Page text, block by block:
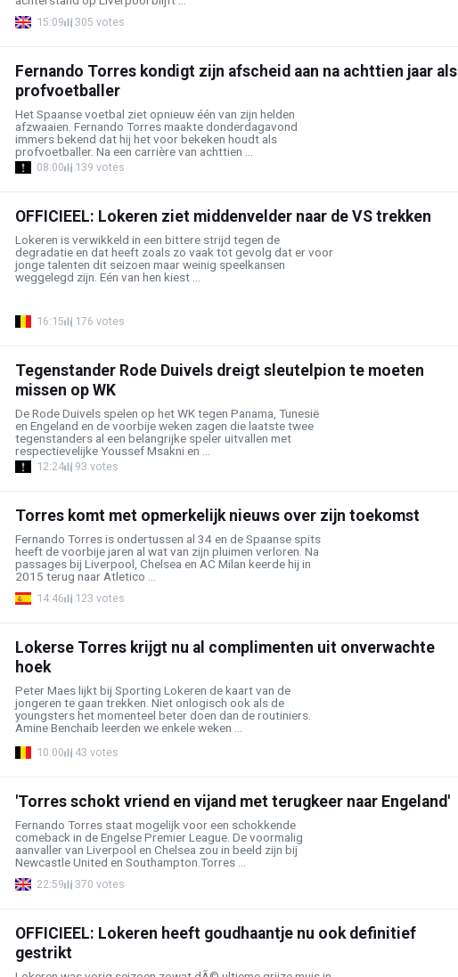
15:09 305 votes
Fernando Torres kondigt zijn afscheid aan na achttien jaar als
profvoetballer
Het Spaanse voetbal ziet opnieuw één van zijn helden
afzwaaien. Fernando Torres maakte donderdagavond
immers bekend dat hij het voor bekeken houdt als
profvoetballer. Na een carrière van achttien ...
08:00 139 votes
OFFICIEEL: Lokeren ziet middenvelder naar de VS trekken
Lokeren is verwikkeld in een bittere strijd tegen de
degradatie en dat heeft zoals zo vaak tot gevolg dat er voor
jonge talenten dit seizoen maar weinig speelkansen
weggelegd zijn. Eén van hen kiest ...
16:15 176 votes
Tegenstander Rode Duivels dreigt sleutelpion te moeten
missen op WK
De Rode Duivels spelen op het WK tegen Panama, Tunesië
en Engeland en de voorbije weken zagen die laatste twee
tegenstanders al een belangrijke speler uitvallen met
respectievelijke Youssef Msakni en ...
12:24 93 votes
Torres komt met opmerkelijk nieuws over zijn toekomst
Fernando Torres is ondertussen al 34 en de Spaanse spits
heeft de voorbije jaren al wat van zijn pluimen verloren. Na
passages bij Liverpool, Chelsea en AC Milan keerde hij in
2015 terug naar Atletico ...
14:46 123 votes
Lokerse Torres krijgt nu al complimenten uit onverwachte
hoek
Peter Maes lijkt bij Sporting Lokeren de kaart van de
jongeren te gaan trekken. Niet onlogisch ook als de
youngsters het momenteel beter doen dan de routiniers.
Amine Benchaib leerden we enkele weken ...
10:00 43 votes
'Torres schokt vriend en vijand met terugkeer naar Engeland'
Fernando Torres staat mogelijk voor een schokkende
comeback in de Engelse Premier League. De voormalig
aanvaller van Liverpool en Chelsea zou in beeld zijn bij
Newcastle United en Southampton.Torres ...
22:59 370 votes
OFFICIEEL: Lokeren heeft goudhaantje nu ook definitief
gestrikt